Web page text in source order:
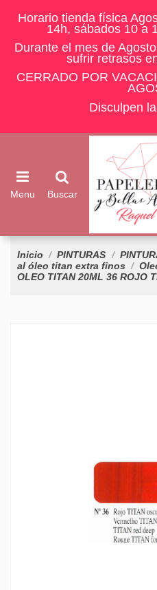
Horario tienda física
14h, sábados 10 a
Durante el mes de
sufrir retrasos
CERRADO POR
Disculpen
Menu Buscar
Inicio PINTURAS
al óleo titan extra finos
OLEO TITAN 20ML 36 ROJO